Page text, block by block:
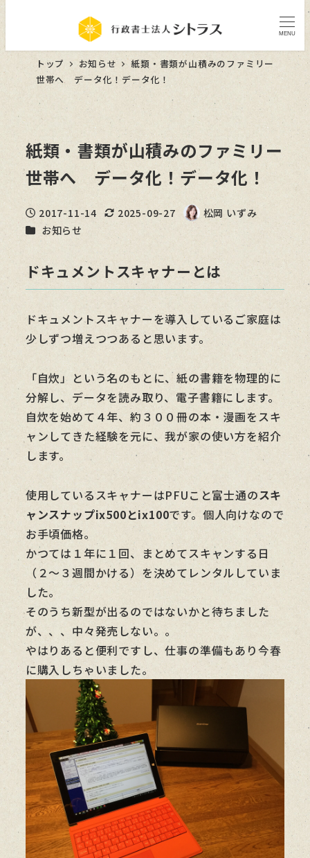
MENU
トップ お知らせ
紙類・書類が山積みのファミリー
世帯へ データ化！データ化！
紙類・書類が山積みのファミリー
世帯へ データ化！データ化！
投稿日
2017-11-14
更新日
2025-09-27
著
松岡 いずみ
カテゴリー
お知らせ
ドキュメントスキャナーとは
ドキュメントスキャナーを導入しているご家庭は
少しずつ増えつつあると思います。
「自炊」という名のもとに、紙の書籍を物理的に
分解し、データを読み取り、電子書籍にします。
自炊を始めて４年、約３００冊の本・漫画をスキ
ャンしてきた経験を元に、我が家の使い方を紹介
します。
使用しているスキャナーはPFUこと富士通のスキ
ャンスナップix500とix100です。個人向けなので
お手頃価格。
かつては１年に１回、まとめてスキャンする日
（２～３週間かける）を決めてレンタルしていま
した。
そのうち新型が出るのではないかと待ちました
が、、、中々発売しない。。
やはりあると便利ですし、仕事の準備もあり今春
に購入しちゃいました。